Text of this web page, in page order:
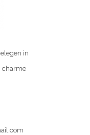
in
charme